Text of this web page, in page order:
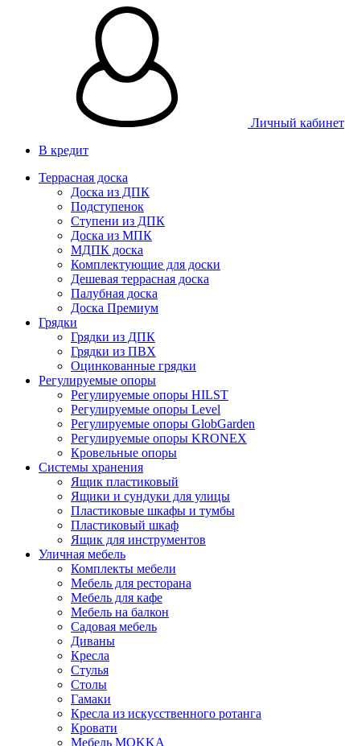
Личный кабинет
В кредит
Террасная доска
Доска из ДПК
Подступенок
Ступени из ДПК
Доска из МПК
МДПК доска
Комплектующие для доски
Дешевая террасная доска
Палубная доска
Доска Премиум
Грядки
Грядки из ДПК
Грядки из ПВХ
Оцинкованные грядки
Регулируемые опоры
Регулируемые опоры HILST
Регулируемые опоры Level
Регулируемые опоры GlobGarden
Регулируемые опоры KRONEX
Кровельные опоры
Системы хранения
Ящик пластиковый
Ящики и сундуки для улицы
Пластиковые шкафы и тумбы
Пластиковый шкаф
Ящик для инструментов
Уличная мебель
Комплекты мебели
Мебель для ресторана
Мебель для кафе
Мебель на балкон
Садовая мебель
Диваны
Кресла
Стулья
Столы
Гамаки
Кресла из искусственного ротанга
Кровати
Мебель MOKKA